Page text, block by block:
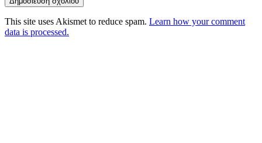
This site uses Akismet to reduce spam. Learn how your comment
data is processed.